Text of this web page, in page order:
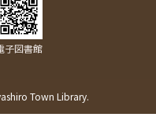
子図書館
Town Library.